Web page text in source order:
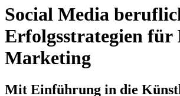
Social Media
Erfolgsstrategien für
Marketing
Mit Einführung in die